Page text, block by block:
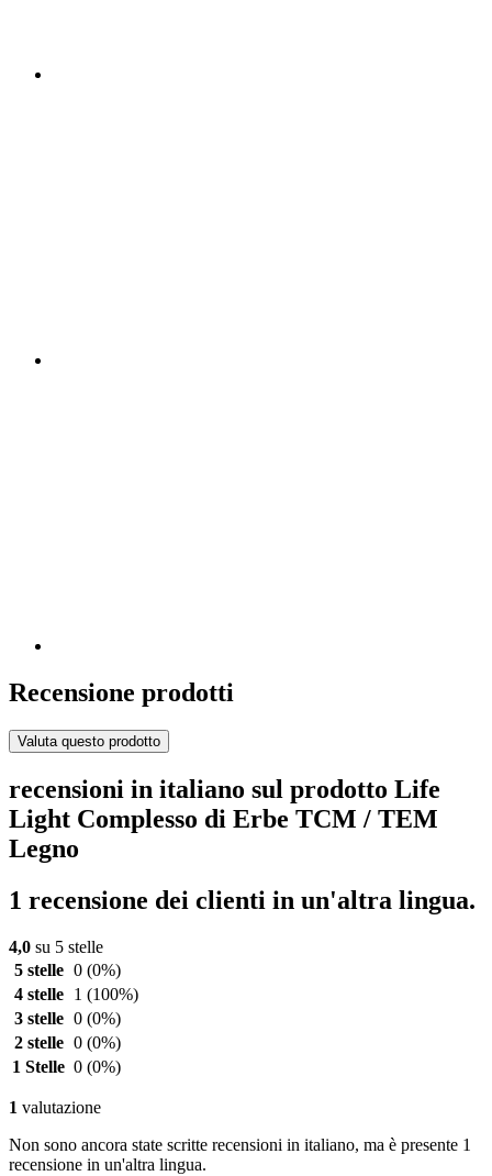
Recensione prodotti
Valuta questo prodotto
recensioni in italiano sul prodotto Life
Light Complesso di Erbe TCM / TEM
Legno
1 recensione dei clienti in un'altra lingua.
4,0 su 5 stelle
5 stelle 0 (0%)
4 stelle
1 (100%)
3 stelle 0 (0%)
2 stelle 0 (0%)
1 Stelle 0 (0%)
1 valutazione
Non sono ancora state scritte recensioni in italiano, ma è presente 1
recensione in un'altra lingua.